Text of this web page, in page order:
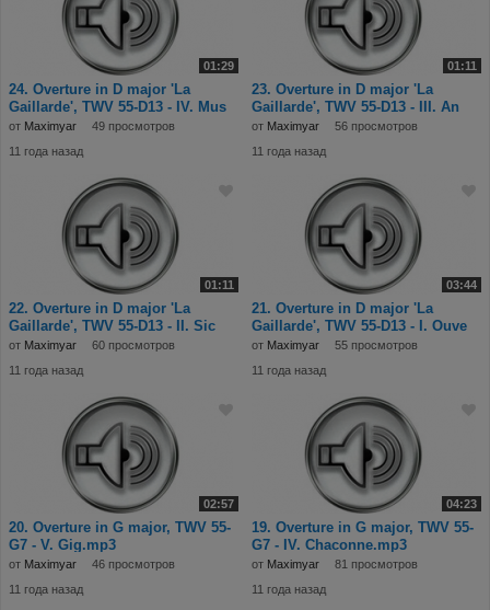
01:29
24. Overture in D major 'La
Gaillarde', TWV 55-D13 - IV. Mus
от Maximyar
49 просмотров
11 года назад
01:11
23. Overture in D major 'La
Gaillarde', TWV 55-D13 - III. An
от Maximyar
56 просмотров
11 года назад
01:11
22. Overture in D major 'La
Gaillarde', TWV 55-D13 - II. Sic
от Maximyar
60 просмотров
11 года назад
03:44
21. Overture in D major 'La
Gaillarde', TWV 55-D13 - I. Ouve
от Maximyar
55 просмотров
11 года назад
02:57
20. Overture in G major, TWV 55-
G7 - V. Gig.mp3
от Maximyar
46 просмотров
11 года назад
04:23
19. Overture in G major, TWV 55-
G7 - IV. Chaconne.mp3
от Maximyar
81 просмотров
11 года назад